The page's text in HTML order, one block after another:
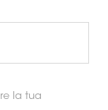
la tua